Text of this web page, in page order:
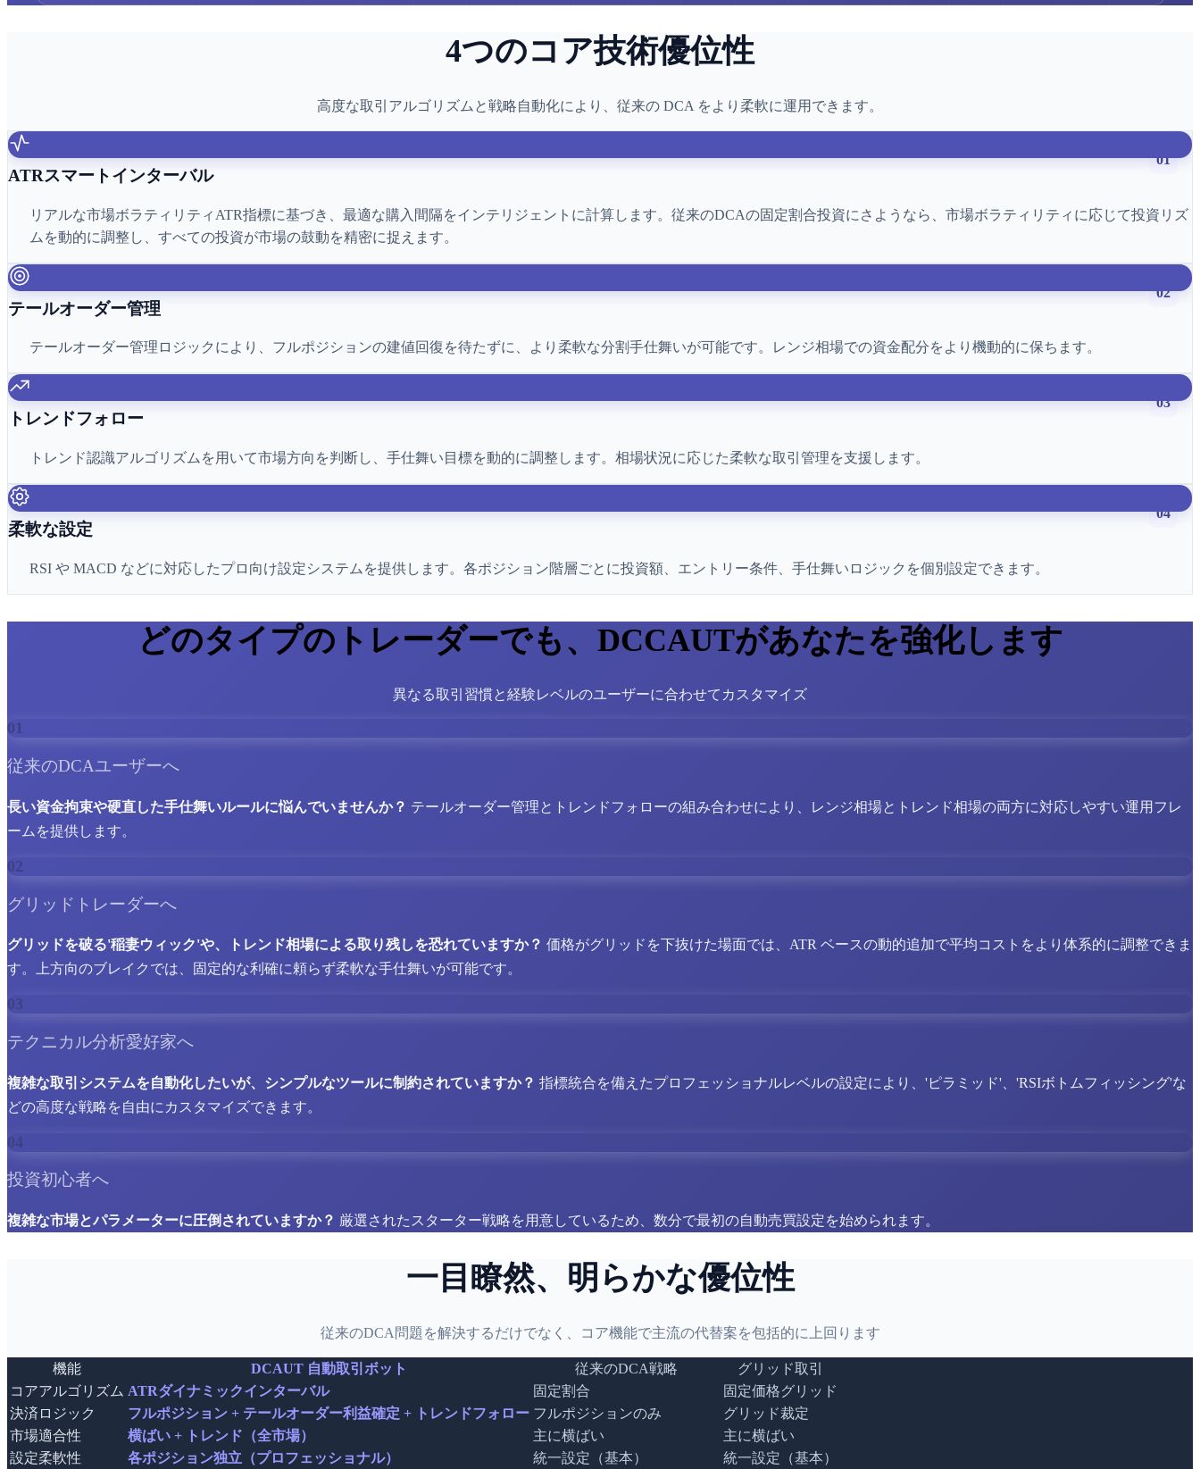
4つのコア技術優位性
高度な取引アルゴリズムと戦略自動化により、従来の DCA をより柔軟に運用できます。
01
ATRスマートインターバル
リアルな市場ボラティリティATR指標に基づき、最適な購入間隔をインテリジェントに計算します。従来のDCAの固定割合投資にさようなら、市場ボラティリティに応じて投資リズ
ムを動的に調整し、すべての投資が市場の鼓動を精密に捉えます。
02
テールオーダー管理
テールオーダー管理ロジックにより、フルポジションの建値回復を待たずに、より柔軟な分割手仕舞いが可能です。レンジ相場での資金配分をより機動的に保ちます。
03
トレンドフォロー
トレンド認識アルゴリズムを用いて市場方向を判断し、手仕舞い目標を動的に調整します。相場状況に応じた柔軟な取引管理を支援します。
04
柔軟な設定
RSI や MACD などに対応したプロ向け設定システムを提供します。各ポジション階層ごとに投資額、エントリー条件、手仕舞いロジックを個別設定できます。
どのタイプのトレーダーでも、DCCAUTがあなたを強化します
異なる取引習慣と経験レベルのユーザーに合わせてカスタマイズ
01
従来のDCAユーザーへ
長い資金拘束や硬直した手仕舞いルールに悩んでいませんか？ テールオーダー管理とトレンドフォローの組み合わせにより、レンジ相場とトレンド相場の両方に対応しやすい運用フレ
ームを提供します。
02
グリッドトレーダーへ
グリッドを破る'稲妻ウィック'や、トレンド相場による取り残しを恐れていますか？ 価格がグリッドを下抜けた場面では、ATR ベースの動的追加で平均コストをより体系的に調整できま
す。上方向のブレイクでは、固定的な利確に頼らず柔軟な手仕舞いが可能です。
03
テクニカル分析愛好家へ
複雑な取引システムを自動化したいが、シンプルなツールに制約されていますか？ 指標統合を備えたプロフェッショナルレベルの設定により、'ピラミッド'、'RSIボトムフィッシング'な
どの高度な戦略を自由にカスタマイズできます。
04
投資初心者へ
複雑な市場とパラメーターに圧倒されていますか？ 厳選されたスターター戦略を用意しているため、数分で最初の自動売買設定を始められます。
一目瞭然、明らかな優位性
従来のDCA問題を解決するだけでなく、コア機能で主流の代替案を包括的に上回ります
機能 DCAUT 自動取引ボット 従来のDCA戦略
グリッド取引
コアアルゴリズム ATRダイナミックインターバル 固定割合
固定価格グリッド
決済ロジック
フルポジション + テールオーダー利益確定 + トレンドフォロー フルポジションのみ
グリッド裁定
市場適合性
横ばい + トレンド（全市場） 主に横ばい
主に横ばい
設定柔軟性
各ポジション独立（プロフェッショナル） 統一設定（基本）
統一設定（基本）